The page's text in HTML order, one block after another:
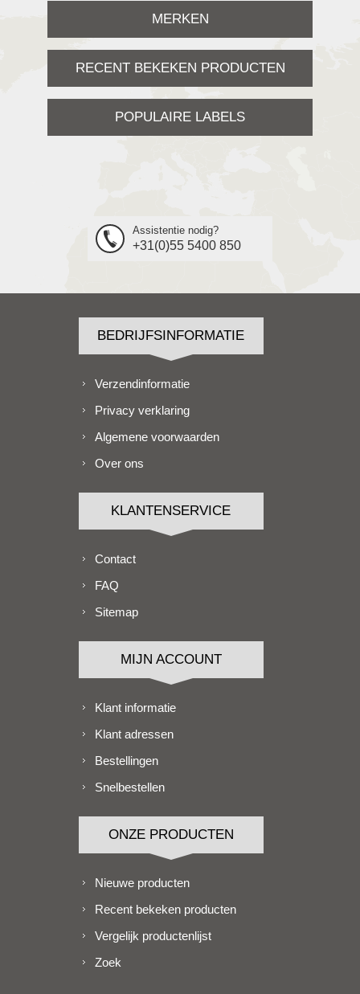
MERKEN
RECENT BEKEKEN PRODUCTEN
POPULAIRE LABELS
Assistentie nodig?
+31(0)55 5400 850
BEDRIJFSINFORMATIE
Verzendinformatie
Privacy verklaring
Algemene voorwaarden
Over ons
KLANTENSERVICE
Contact
FAQ
Sitemap
MIJN ACCOUNT
Klant informatie
Klant adressen
Bestellingen
Snelbestellen
ONZE PRODUCTEN
Nieuwe producten
Recent bekeken producten
Vergelijk productenlijst
Zoek